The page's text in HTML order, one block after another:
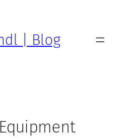
| Blog